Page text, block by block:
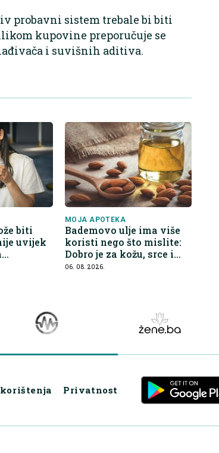
probavni sistem trebale bi biti
kupovine preporučuje se
i suvišnih aditiva.
biti
uvijek
MOJA APOTEKA
Bademovo ulje ima više
koristi nego što mislite:
Dobro je za kožu, srce i
kontrolu apetita
06. 08. 2026.
Privatnost